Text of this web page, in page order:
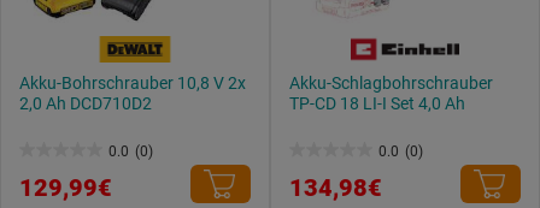
Akku-Bohrschrauber 10,8 V 2x
2,0 Ah DCD710D2
0.0 (0)
von
129,99€
Akku-Schlagbohrschrauber
TP-CD 18 LI-I Set 4,0 Ah
0.0 (0)
von
134,98€